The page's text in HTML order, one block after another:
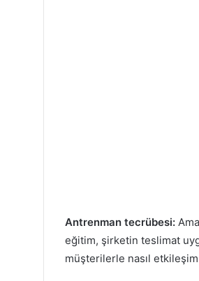
Antrenman tecrübesi:
eğitim, şirketin teslimat
müşterilerle nasıl